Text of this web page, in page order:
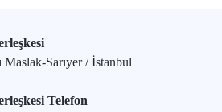
Sarıyer / İstanbul
Telefon